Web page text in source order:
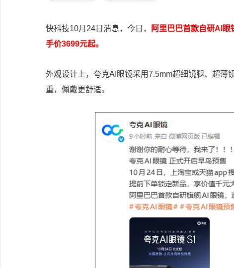
快科技10月24日消息，今日，
阿里巴巴首款自研AI
手价3699元起。
外观设计上，夸克AI眼镜采用7.5mm超细镜腿、超
重，佩戴更舒适。